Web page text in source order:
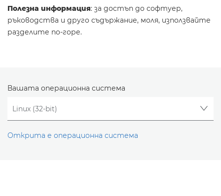
Полезна информация: за достъп до софтуер,
ръководства и друго съдържание, моля, използвайте
разделите по-горе.
Вашата операционна система
Открита е операционна система